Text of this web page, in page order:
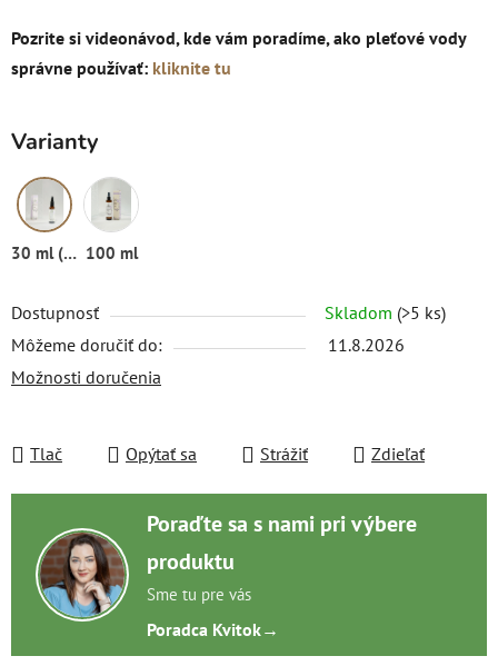
Pozrite si videonávod, kde vám poradíme, ako pleťové vody
správne používať: kliknite tu
Varianty
30 ml (rozprašovač) 100 ml
Dostupnosť Skladom (>5 ks)
Môžeme doručiť do:
11.8.2026
Možnosti doručenia
Tlač Opýtať sa Strážiť Zdieľať
Poraďte sa s nami pri výbere
produktu
Sme tu pre vás
Poradca Kvitok→